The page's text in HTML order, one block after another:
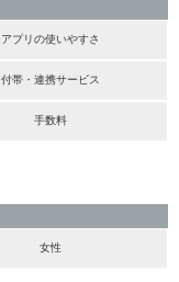
アプリの使いやすさ
付帯・連携サービス
手数料
女性